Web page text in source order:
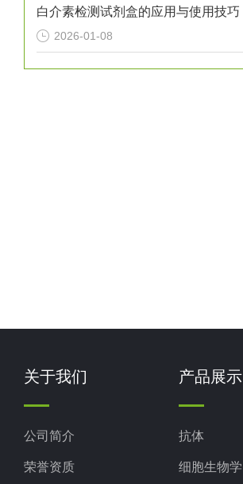
白介素检测试剂盒的应用与使用技巧
2026-01-08
关于我们
公司简介
荣誉资质
产品展示
抗体
细胞生物学